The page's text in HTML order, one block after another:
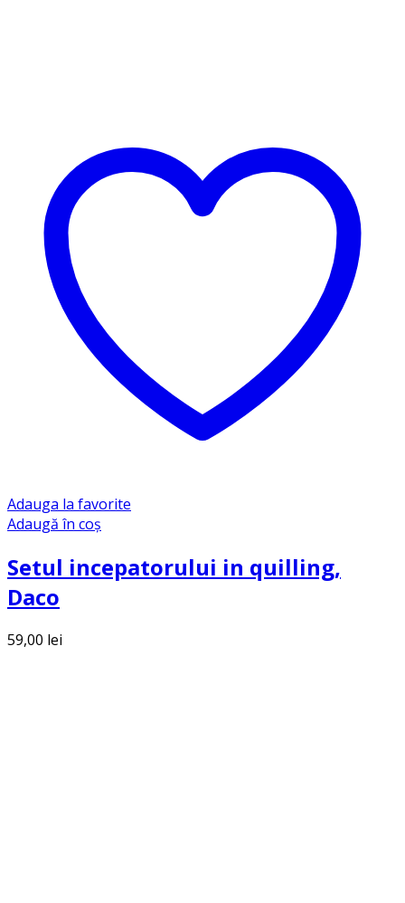
Adauga la favorite
Adaugă în coș
Setul incepatorului in quilling,
Daco
59,00 lei